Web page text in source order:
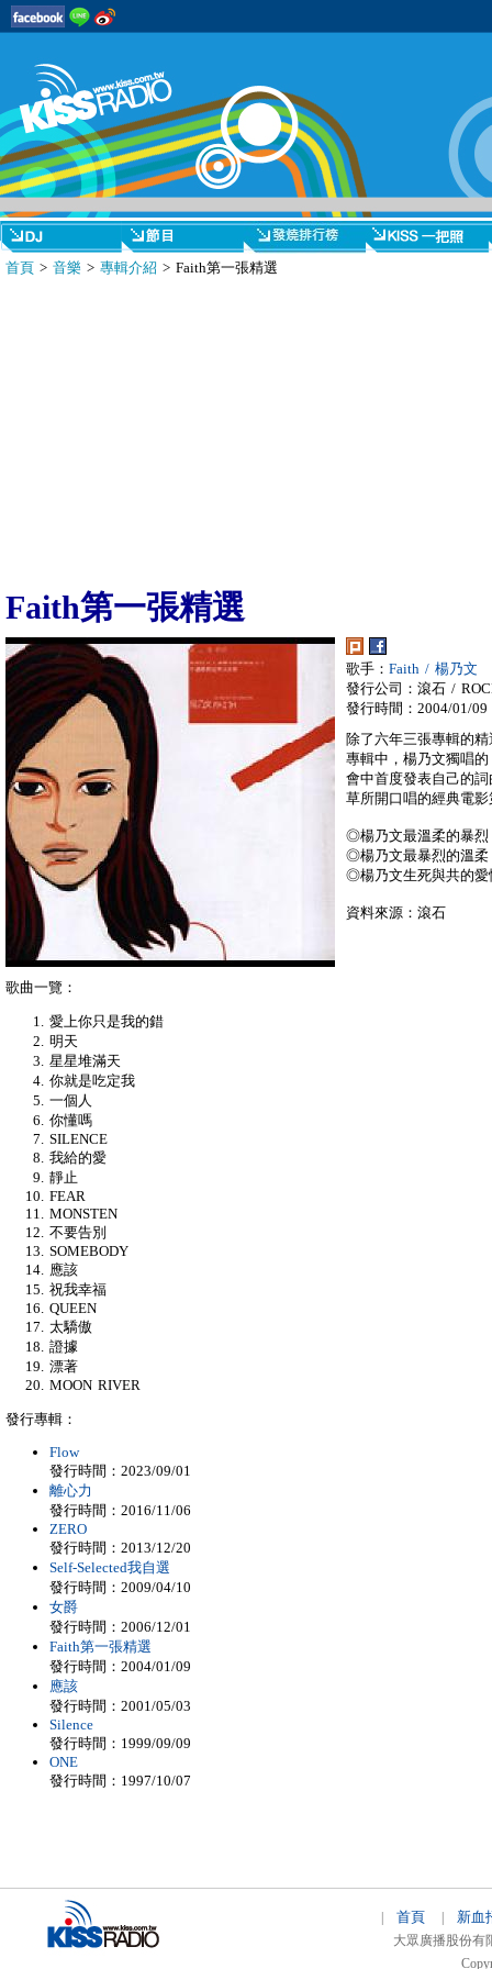
首頁 > 音樂 > 專輯介紹 > Faith第一張精選
Faith第一張精選
歌手： Faith / 楊乃文
發行公司：滾石 /
發行時間：2004/01/09
除了六年三張專輯的
專輯中，楊乃文獨唱
會中首度發表自己的
草所開口唱的經典電
◎楊乃文最溫柔的暴烈
◎楊乃文最暴烈的溫柔
◎楊乃文生死與共的愛
資料來源：滾石
歌曲一覽：
愛上你只是我的錯
明天
星星堆滿天
你就是吃定我
一個人
你懂嗎
SILENCE
我給的愛
靜止
FEAR
MONSTEN
不要告別
SOMEBODY
應該
祝我幸福
QUEEN
太驕傲
證據
漂著
MOON RIVER
發行專輯：
Flow
發行時間：2023/09/01
離心力
發行時間：2016/11/06
ZERO
發行時間：2013/12/20
Self-Selected我自選
發行時間：2009/04/10
女爵
發行時間：2006/12/01
Faith第一張精選
發行時間：2004/01/09
應該
發行時間：2001/05/03
Silence
發行時間：1999/09/09
ONE
發行時間：1997/10/07
首頁 新血
大眾廣播股份有